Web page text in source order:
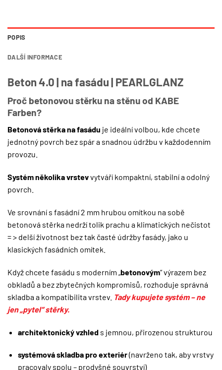
POPIS
DALŠÍ INFORMACE
Beton 4.0 | na fasádu | PEARLGLANZ
Proč betonovou stěrku na stěnu od KABE
Farben?
Betonová stěrka na fasádu je ideální volbou, kde chcete
jednotný povrch bez spár a snadnou údržbu v každodenním
provozu.
Systém několika vrstevvytváří kompaktní, stabilní a odolný
povrch.
Ve srovnání s fasádní 2 mm hrubou omítkou na sobě
betonová stěrka nedrží tolik prachu a klimatických nečistot
= > delší životnost bez tak časté údržby fasády, jako u
klasických fasádních omítek.
Když chcete fasádu s moderním „betonovým“ výrazem bez
obkladů a bez zbytečných kompromisů, rozhoduje správná
skladba a kompatibilita vrstev. Tady kupujete systém – ne
jen „pytel“ stěrky.
architektonický vzhleds jemnou, přirozenou strukturou
systémová skladba pro exteriér(navrženo tak, aby vrstvy
pracovaly spolu – prodyšné souvrství)